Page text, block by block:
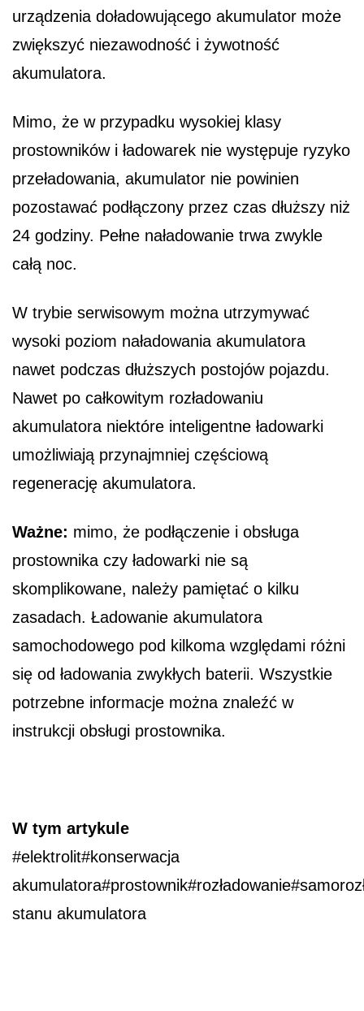
urządzenia doładowującego akumulator może
zwiększyć niezawodność i żywotność
akumulatora.
Mimo, że w przypadku wysokiej klasy
prostowników i ładowarek nie występuje ryzyko
przeładowania, akumulator nie powinien
pozostawać podłączony przez czas dłuższy niż
24 godziny. Pełne naładowanie trwa zwykle
całą noc.
W trybie serwisowym można utrzymywać
wysoki poziom naładowania akumulatora
nawet podczas dłuższych postojów pojazdu.
Nawet po całkowitym rozładowaniu
akumulatora niektóre inteligentne ładowarki
umożliwiają przynajmniej częściową
regenerację akumulatora.
Ważne: mimo, że podłączenie i obsługa
prostownika czy ładowarki nie są
skomplikowane, należy pamiętać o kilku
zasadach. Ładowanie akumulatora
samochodowego pod kilkoma względami różni
się od ładowania zwykłych baterii. Wszystkie
potrzebne informacje można znaleźć w
instrukcji obsługi prostownika.
W tym artykule
#elektrolit#konserwacja
stanu akumulatora